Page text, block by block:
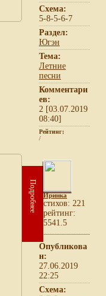
Схема:
5-8-5-6-7
Раздел:
Югэн
Тема:
Летние
песни
Комментари
ев:
2 [03.07.2019
08:40]
Рейтинг:
/
Подробнее Иринка
cтихов: 221
рейтинг:
5541.5
Опубликова
н:
27.06.2019
22:25
Схема: